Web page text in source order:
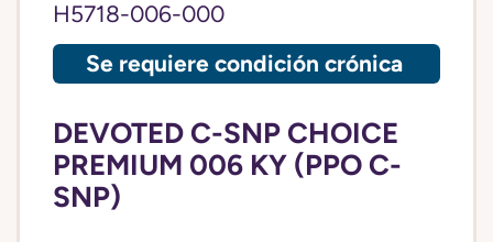
H5718-006-000
Se requiere condición crónica
DEVOTED C-SNP CHOICE
PREMIUM 006 KY (PPO C-
SNP)